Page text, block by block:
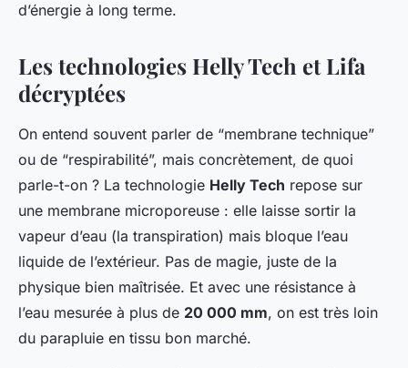
d’énergie à long terme.
Les technologies Helly Tech et Lifa
décryptées
On entend souvent parler de “membrane technique”
ou de “respirabilité”, mais concrètement, de quoi
parle-t-on ? La technologie Helly Tech repose sur
une membrane microporeuse : elle laisse sortir la
vapeur d’eau (la transpiration) mais bloque l’eau
liquide de l’extérieur. Pas de magie, juste de la
physique bien maîtrisée. Et avec une résistance à
l’eau mesurée à plus de 20 000 mm, on est très loin
du parapluie en tissu bon marché.